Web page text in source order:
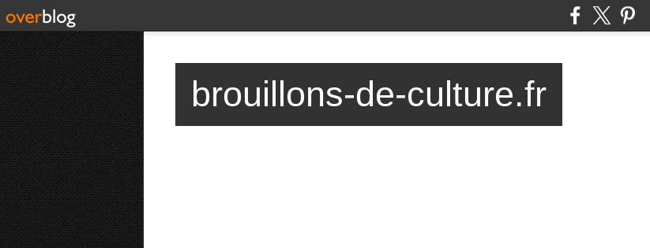
brouillons-de-culture.fr